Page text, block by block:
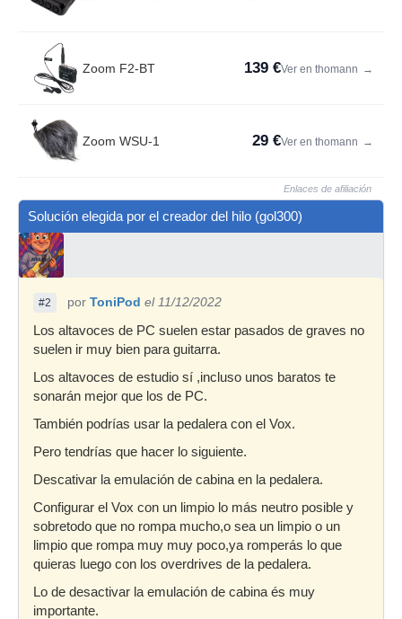
Zoom F2-BT 139 €Ver en thomann →
Zoom WSU-1 29 €Ver en thomann →
Enlaces de afiliación
Solución elegida por el creador del hilo (gol300)
#2 por ToniPod el 11/12/2022
Los altavoces de PC suelen estar pasados de graves no
suelen ir muy bien para guitarra.
Los altavoces de estudio sí ,incluso unos baratos te
sonarán mejor que los de PC.
También podrías usar la pedalera con el Vox.
Pero tendrías que hacer lo siguiente.
Descativar la emulación de cabina en la pedalera.
Configurar el Vox con un limpio lo más neutro posible y
sobretodo que no rompa mucho,o sea un limpio o un
limpio que rompa muy muy poco,ya romperás lo que
quieras luego con los overdrives de la pedalera.
Lo de desactivar la emulación de cabina és muy
importante.